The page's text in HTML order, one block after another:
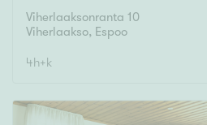
Viherlaaksonranta 10
Viherlaakso, Espoo
4h+k